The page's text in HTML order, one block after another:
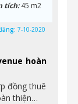
hoàn
đồng thuê
thiện…
tích:45 m2
7-10-2020